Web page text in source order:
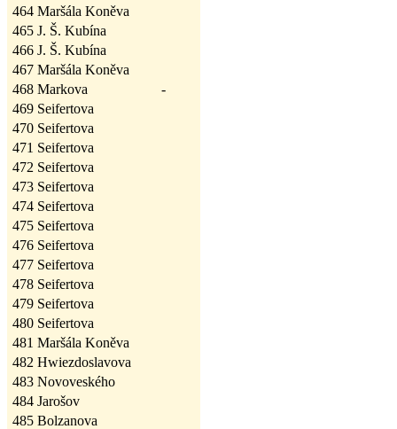
464 Maršála Koněva
465 J. Š. Kubína
466 J. Š. Kubína
467 Maršála Koněva
468 Markova
-
469 Seifertova
470 Seifertova
471 Seifertova
472 Seifertova
473 Seifertova
474 Seifertova
475 Seifertova
476 Seifertova
477 Seifertova
478 Seifertova
479 Seifertova
480 Seifertova
481 Maršála Koněva
482 Hwiezdoslavova
483 Novoveského
484 Jarošov
485 Bolzanova